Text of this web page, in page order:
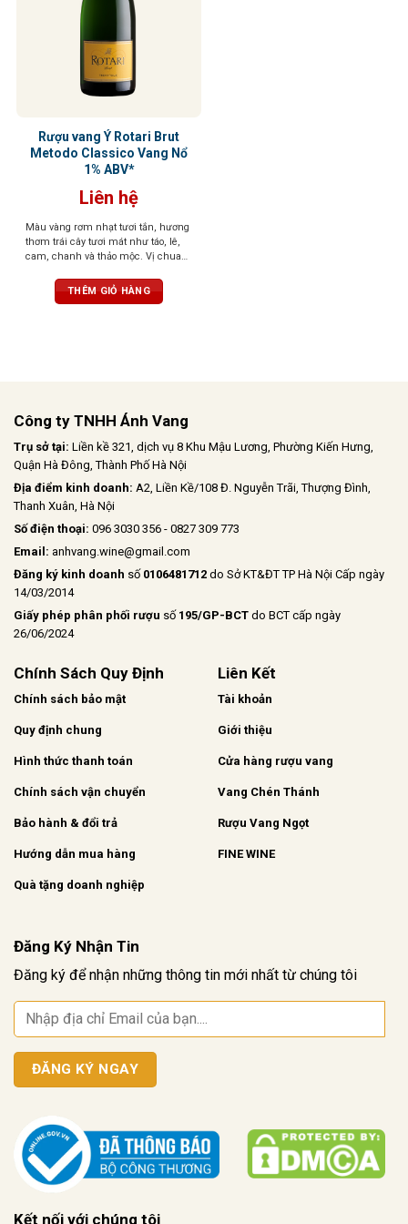
Rượu vang Ý Rotari Brut
Metodo Classico Vang Nổ
1% ABV*
Liên hệ
Màu vàng rơm nhạt tươi tắn, hương
thơm trái cây tươi mát như táo, lê,
cam, chanh và thảo mộc. Vị chua
cây và khoáng tinh tế, bọt sủi tăm
mịn màng
THÊM GIỎ HÀNG
Công ty TNHH Ánh Vang
Trụ sở tại: Liền kề 321, dịch vụ 8 Khu Mậu Lương, Phường Kiến Hưng,
Quận Hà Đông, Thành Phố Hà Nội
Địa điểm kinh doanh: A2, Liền Kề/108 Đ. Nguyễn Trãi, Thượng Đình,
Thanh Xuân, Hà Nội
Số điện thoại: 096 3030 356 - 0827 309 773
Email: anhvang.wine@gmail.com
Đăng ký kinh doanh số 0106481712 do Sở KT&ĐT TP Hà Nội Cấp ngày
14/03/2014
Giấy phép phân phối rượu số 195/GP-BCT do BCT cấp ngày
26/06/2024
Chính Sách Quy Định
Chính sách bảo mật
Quy định chung
Hình thức thanh toán
Chính sách vận chuyển
Bảo hành & đổi trả
Hướng dẫn mua hàng
Quà tặng doanh nghiệp
Liên Kết
Tài khoản
Giới thiệu
Cửa hàng rượu vang
Vang Chén Thánh
Rượu Vang Ngọt
FINE WINE
Đăng Ký Nhận Tin
Đăng ký để nhận những thông tin mới nhất từ chúng tôi
Kết nối với chúng tôi